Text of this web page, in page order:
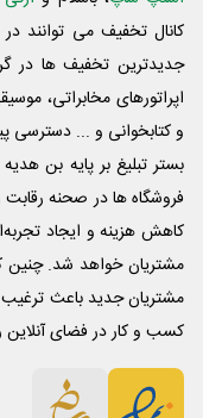
کانال تخفیف می توانند
جدیدترین تخفیف ها در
اپراتورهای مخابراتی،
و کتابخوانی و ... دسترسی
بستر تبلیغ بر پایه بن
فروشگاه ها در صحنه
کاهش هزینه و ایجاد
مشتریان خواهد شد.
مشتریان جدید باعث
کسب و کار در فضای